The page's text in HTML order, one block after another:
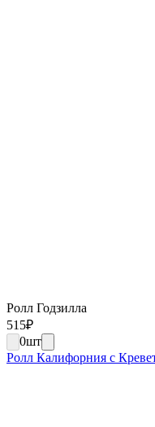
Ролл Годзилла
515₽
0шт
Ролл Калифорния с